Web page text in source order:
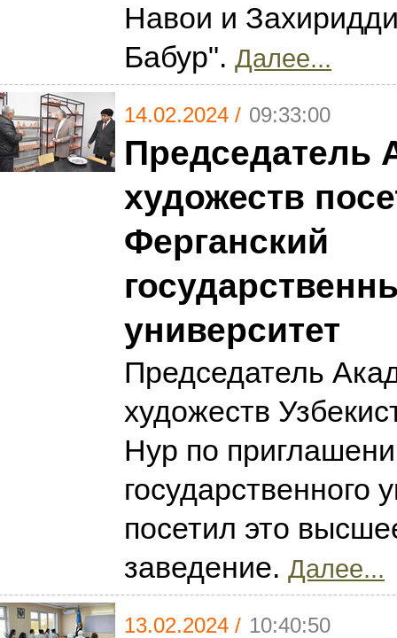
Навои и
Бабур". Далее...
14.02.2024 / 09:33:00
Председатель
художеств
Ферганский
университет
Председатель
художеств
Нур по
государственного
посетил это
заведение. Далее...
13.02.2024 / 10:40:50